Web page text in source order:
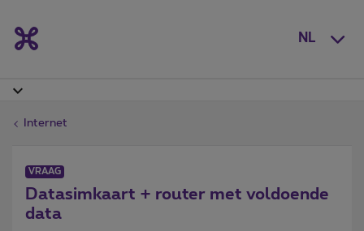
NL
Internet
VRAAG
Datasimkaart + router met voldoende
data